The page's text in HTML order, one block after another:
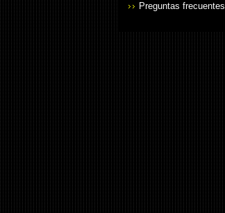
Preguntas frecuentes